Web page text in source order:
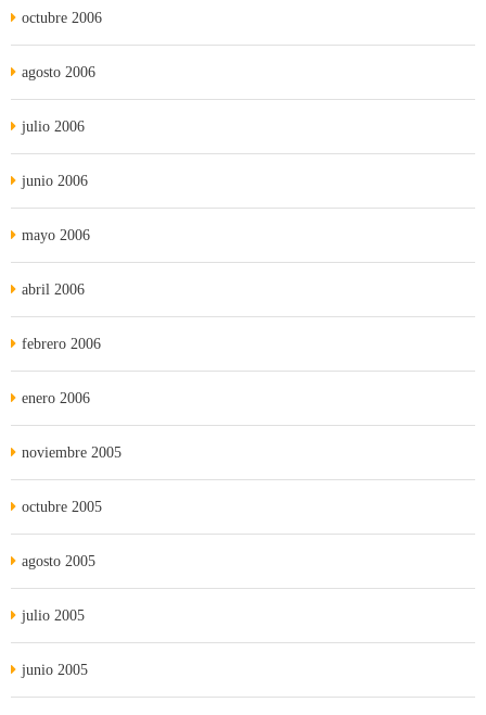
octubre 2006
agosto 2006
julio 2006
junio 2006
mayo 2006
abril 2006
febrero 2006
enero 2006
noviembre 2005
octubre 2005
agosto 2005
julio 2005
junio 2005